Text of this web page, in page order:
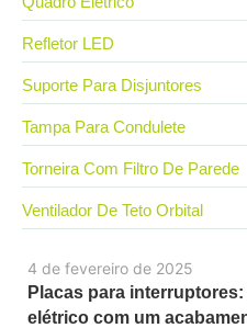
4 de fevereiro de 2025
Placas para
elétrico com um
Refletor LED
Suporte Para Disjuntores
Tampa Para Condulete
Torneira Com Filtro De Parede
Ventilador De Teto Orbital